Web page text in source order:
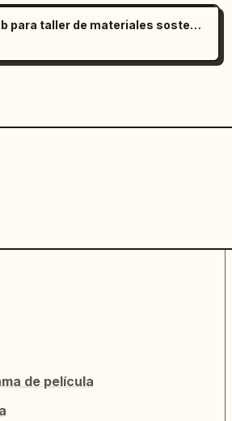
Hero de sitio web para taller de materiales sostenibles
de película